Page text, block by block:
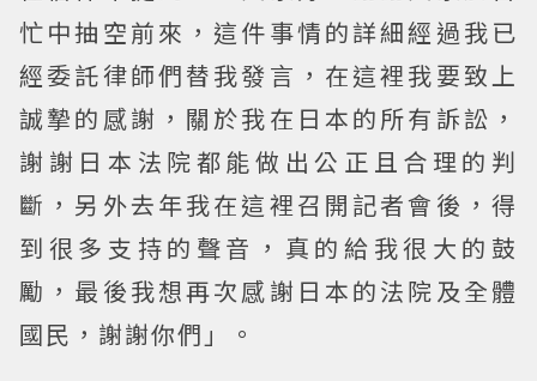
忙中抽空前來，這件事情的詳細經過我已
經委託律師們替我發言，在這裡我要致上
誠摯的感謝，關於我在日本的所有訴訟，
謝謝日本法院都能做出公正且合理的判
斷，另外去年我在這裡召開記者會後，得
到很多支持的聲音，真的給我很大的鼓
勵，最後我想再次感謝日本的法院及全體
國民，謝謝你們」。